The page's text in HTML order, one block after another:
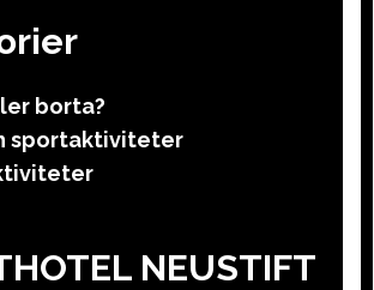
borta?
sportaktiviteter
NEUSTIFT